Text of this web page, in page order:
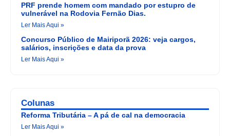
PRF prende homem com mandado por estupro de
vulnerável na Rodovia Fernão Dias.
Ler Mais Aqui »
Concurso Público de Mairiporã 2026: veja cargos,
salários, inscrições e data da prova
Ler Mais Aqui »
Colunas
Reforma Tributária – A pá de cal na democracia
Ler Mais Aqui »